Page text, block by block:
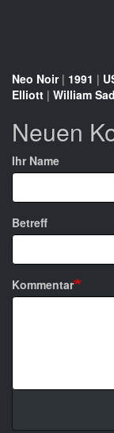
Neo Noir| 1991 |
Elliott | William
Neuen
Ihr Name
Betreff
Kommentar